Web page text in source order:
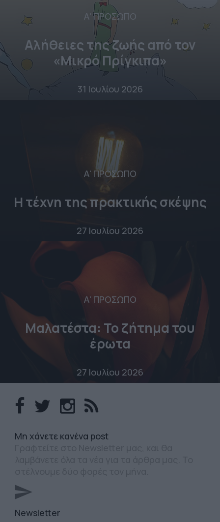
Α' ΠΡΟΣΩΠΟ
Αλήθειες της ζωής από τον
«Μικρό Πρίγκιπα»
31 Ιουλίου 2026
Α' ΠΡΟΣΩΠΟ
Η τέχνη της πρακτικής σκέψης
27 Ιουλίου 2026
Α' ΠΡΟΣΩΠΟ
Μαλατέστα: Το ζήτημα του
έρωτα
27 Ιουλίου 2026
Mη χάνετε κανένα post
Newsletter